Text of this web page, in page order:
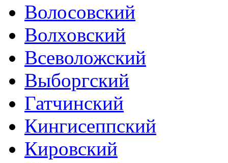
Волосовский
Волховский
Всеволожский
Выборгский
Гатчинский
Кингисеппский
Кировский